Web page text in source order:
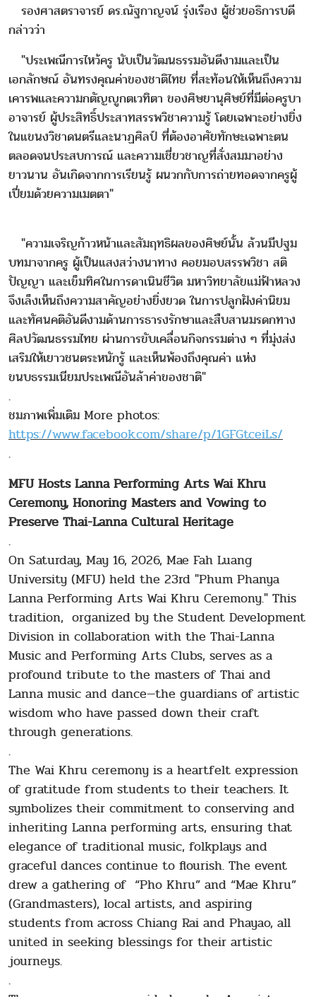
รองศาสตราจารย์ ดร.ณัฐกาญจน์ รุ่งเรือง ผู้ช่วยอธิการบดี
กล่าวว่า
"ประเพณีการไหว้ครู นับเป็นวัฒนธรรมอันดีงามและเป็น
เอกลักษณ์ อันทรงคุณค่าของชาติไทย ที่สะท้อนให้เห็นถึงความ
เคารพและความกตัญญูกตเวทิตา ของศิษยานุศิษย์ที่มีต่อครูบา
อาจารย์ ผู้ประสิทธิ์ประสาทสรรพวิชาความรู้ โดยเฉพาะอย่างยิ่ง
ในแขนงวิชาดนตรีและนาฏศิลป์ ที่ต้องอาศัยทักษะเฉพาะตน
ตลอดจนประสบการณ์ และความเชี่ยวชาญที่สั่งสมมาอย่าง
ยาวนาน อันเกิดจากการเรียนรู้ ผนวกกับการถ่ายทอดจากครูผู้
เปี่ยมด้วยความเมตตา"
"ความเจริญก้าวหน้าและสัมฤทธิผลของศิษย์นั้น ล้วนมีปฐม
บทมาจากครู ผู้เป็นแสงสว่างนาทาง คอยมอบสรรพวิชา สติ
ปัญญา และเข็มทิศในการดาเนินชีวิต มหาวิทยาลัยแม่ฟ้าหลวง
จึงเล็งเห็นถึงความสาคัญอย่างยิ่งยวด ในการปลูกฝังค่านิยม
และทัศนคติอันดีงามด้านการธารงรักษาและสืบสานมรดกทาง
ศิลปวัฒนธรรมไทย ผ่านการขับเคลื่อนกิจกรรมต่าง ๆ ที่มุ่งส่ง
เสริมให้เยาวชนตระหนักรู้ และเห็นพ้องถึงคุณค่า แห่ง
ขนบธรรมเนียมประเพณีอันล้าค่าของชาติ"
.
ชมภาพเพิ่มเติม More photos:
https://www.facebook.com/share/p/1GFGtceiLs/
.
MFU Hosts Lanna Performing Arts Wai Khru
Ceremony, Honoring Masters and Vowing to
Preserve Thai-Lanna Cultural Heritage
.
On Saturday, May 16, 2026, Mae Fah Luang
University (MFU) held the 23rd "Phum Phanya
Lanna Performing Arts Wai Khru Ceremony." This
tradition, organized by the Student Development
Division in collaboration with the Thai-Lanna
Music and Performing Arts Clubs, serves as a
profound tribute to the masters of Thai and
Lanna music and dance—the guardians of artistic
wisdom who have passed down their craft
through generations.
.
The Wai Khru ceremony is a heartfelt expression
of gratitude from students to their teachers. It
symbolizes their commitment to conserving and
inheriting Lanna performing arts, ensuring that
elegance of traditional music, folkplays and
graceful dances continue to flourish. The event
drew a gathering of “Pho Khru” and “Mae Khru”
(Grandmasters), local artists, and aspiring
students from across Chiang Rai and Phayao, all
united in seeking blessings for their artistic
journeys.
.